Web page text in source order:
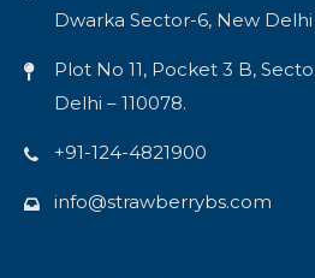
Dwarka Sector-6, New Delhi
Plot No 11, Pocket 3 B,
Delhi – 110078.
+91-124-4821900
info@strawberrybs.com